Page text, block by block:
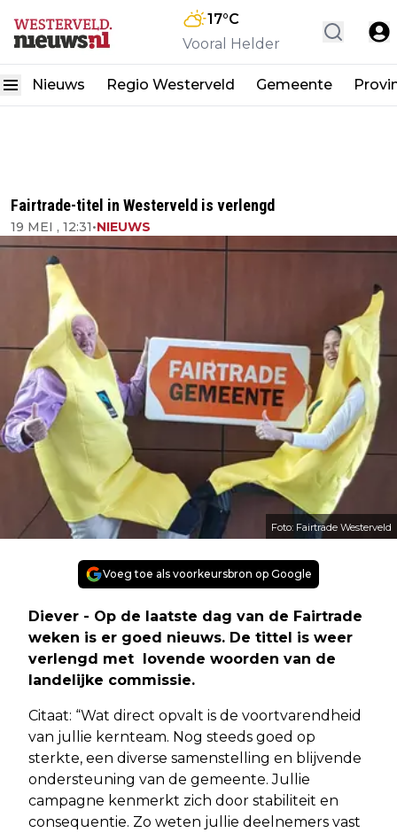
17°C
Vooral Helder
Nieuws Regio Westerveld Gemeente
Fairtrade-titel in Westerveld is verlengd
19 MEI , 12:31•NIEUWS
Foto: Fairtrade Westerveld
Voeg toe als voorkeursbron op Google
Diever - Op de laatste dag van de Fairtrade
weken is er goed nieuws. De tittel is weer
verlengd met lovende woorden van de
landelijke commissie.
Citaat: “Wat direct opvalt is de voortvarendheid
van jullie kernteam. Nog steeds goed op
sterkte, een diverse samenstelling en blijvende
ondersteuning van de gemeente. Jullie
campagne kenmerkt zich door stabiliteit en
consequentie. Zo weten jullie deelnemers vast